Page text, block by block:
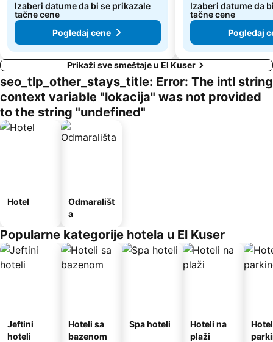
Izaberi datume da bi se prikazale
tačne cene
Pogledaj cene
Izaberi datume da
tačne cene
Pogledaj
Prikaži sve smeštaje u El Kuser
seo_tlp_other_stays_title: Error: The intl string
context variable "lokacija" was not provided
to the string "undefined"
Hotel
Odmarališt
a
Popularne kategorije hotela u El Kuser
Jeftini
hoteli
Hoteli sa
bazenom
Spa hoteli
Hoteli na
plaži